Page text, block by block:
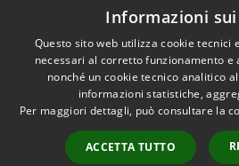
Dichiarazione di accessibilità
Accessibilità
Informazioni
Questo sito web utilizza cookie tecnici
necessari al corretto funzionamento e
nonché un cookie tecnico analitico
informazioni statistiche,
Per maggiori dettagli, può consultare la
ACCETTA TUTTO